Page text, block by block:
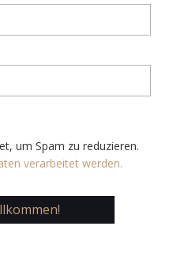
um Spam zu reduzieren.
verarbeitet werden.